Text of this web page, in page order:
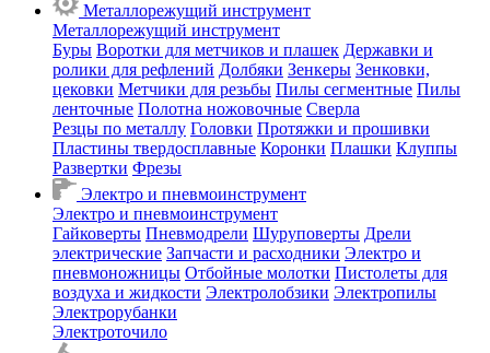
Металлорежущий инструмент
Металлорежущий инструмент
Буры Воротки для метчиков и плашек Державки и
ролики для рефлений Долбяки Зенкеры Зенковки,
цековки Метчики для резьбы Пилы сегментные Пилы
ленточные Полотна ножовочные Сверла
Резцы по металлу Головки Протяжки и прошивки
Пластины твердосплавные Коронки Плашки Клуппы
Развертки Фрезы
Электро и пневмоинструмент
Электро и пневмоинструмент
Гайковерты Пневмодрели Шуруповерты Дрели
электрические Запчасти и расходники Электро и
пневмоножницы Отбойные молотки Пистолеты для
воздуха и жидкости Электролобзики Электропилы
Электрорубанки
Электроточило